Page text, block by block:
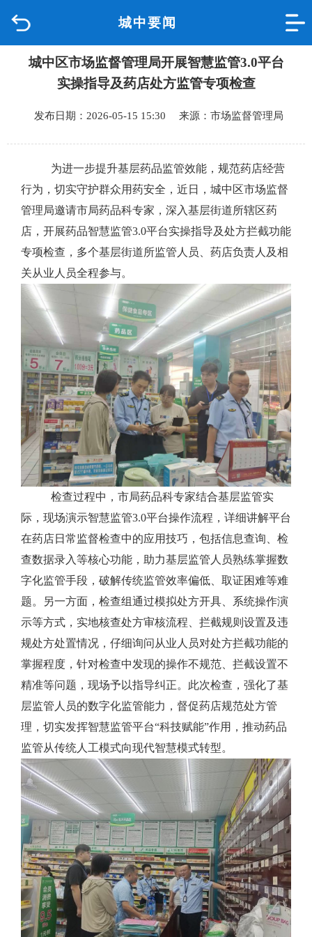
城中要闻
品质城中
政府信息公开
互动回应
数据专题
城中区市场监督管理局开展智慧监管3.0平台
实操指导及药店处方监管专项检查
发布日期：2026-05-15 15:30 来源：市场监督管理局
为进一步提升基层药品监管效能，规范药店经营
行为，切实守护群众用药安全，近日，城中区市场监督
管理局邀请市局药品科专家，深入基层街道所辖区药
店，开展药品智慧监管3.0平台实操指导及处方拦截功能
专项检查，多个基层街道所监管人员、药店负责人及相
关从业人员全程参与。
检查过程中，市局药品科专家结合基层监管实
际，现场演示智慧监管3.0平台操作流程，详细讲解平台
在药店日常监督检查中的应用技巧，包括信息查询、检
查数据录入等核心功能，助力基层监管人员熟练掌握数
字化监管手段，破解传统监管效率偏低、取证困难等难
题。另一方面，检查组通过模拟处方开具、系统操作演
示等方式，实地核查处方审核流程、拦截规则设置及违
规处方处置情况，仔细询问从业人员对处方拦截功能的
掌握程度，针对检查中发现的操作不规范、拦截设置不
精准等问题，现场予以指导纠正。此次检查，强化了基
层监管人员的数字化监管能力，督促药店规范处方管
理，切实发挥智慧监管平台“科技赋能”作用，推动药品
监管从传统人工模式向现代智慧模式转型。